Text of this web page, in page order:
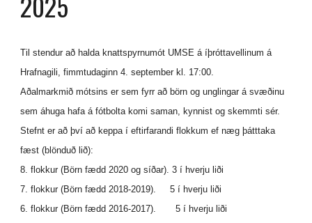
Til stendur að halda knattspyrnumót UMSE á íþróttavellinum á
Hrafnagili, fimmtudaginn 4. september kl. 17:00.
Aðalmarkmið mótsins er sem fyrr að börn og unglingar á svæðinu
sem áhuga hafa á fótbolta komi saman, kynnist og skemmti sér.
Stefnt er að því að keppa í eftirfarandi flokkum ef næg þátttaka
fæst (blönduð lið):
8. flokkur (Börn fædd 2020 og síðar). 3 í hverju liði
7. flokkur (Börn fædd 2018-2019). 5 í hverju liði
6. flokkur (Börn fædd 2016-2017). 5 í hverju liði